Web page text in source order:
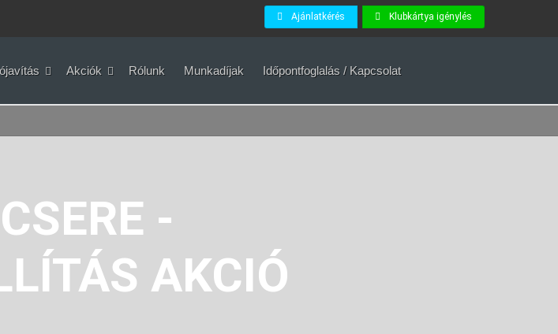
Ajánlatkérés Klubkártya igénylés
Akciók Rólunk Munkadíjak Időpontfoglalás / Kapcsolat
-
AKCIÓ